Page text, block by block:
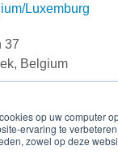
op uw computer
ervaring te
zowel op deze
Luxemburg
37
Belgium
306 90